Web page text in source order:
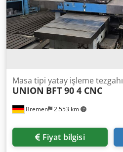
Bremen 2.553 km
Masa tipi yatay işleme tezgahı
UNION BFT 90 4 CNC
Fiyat bilgisi